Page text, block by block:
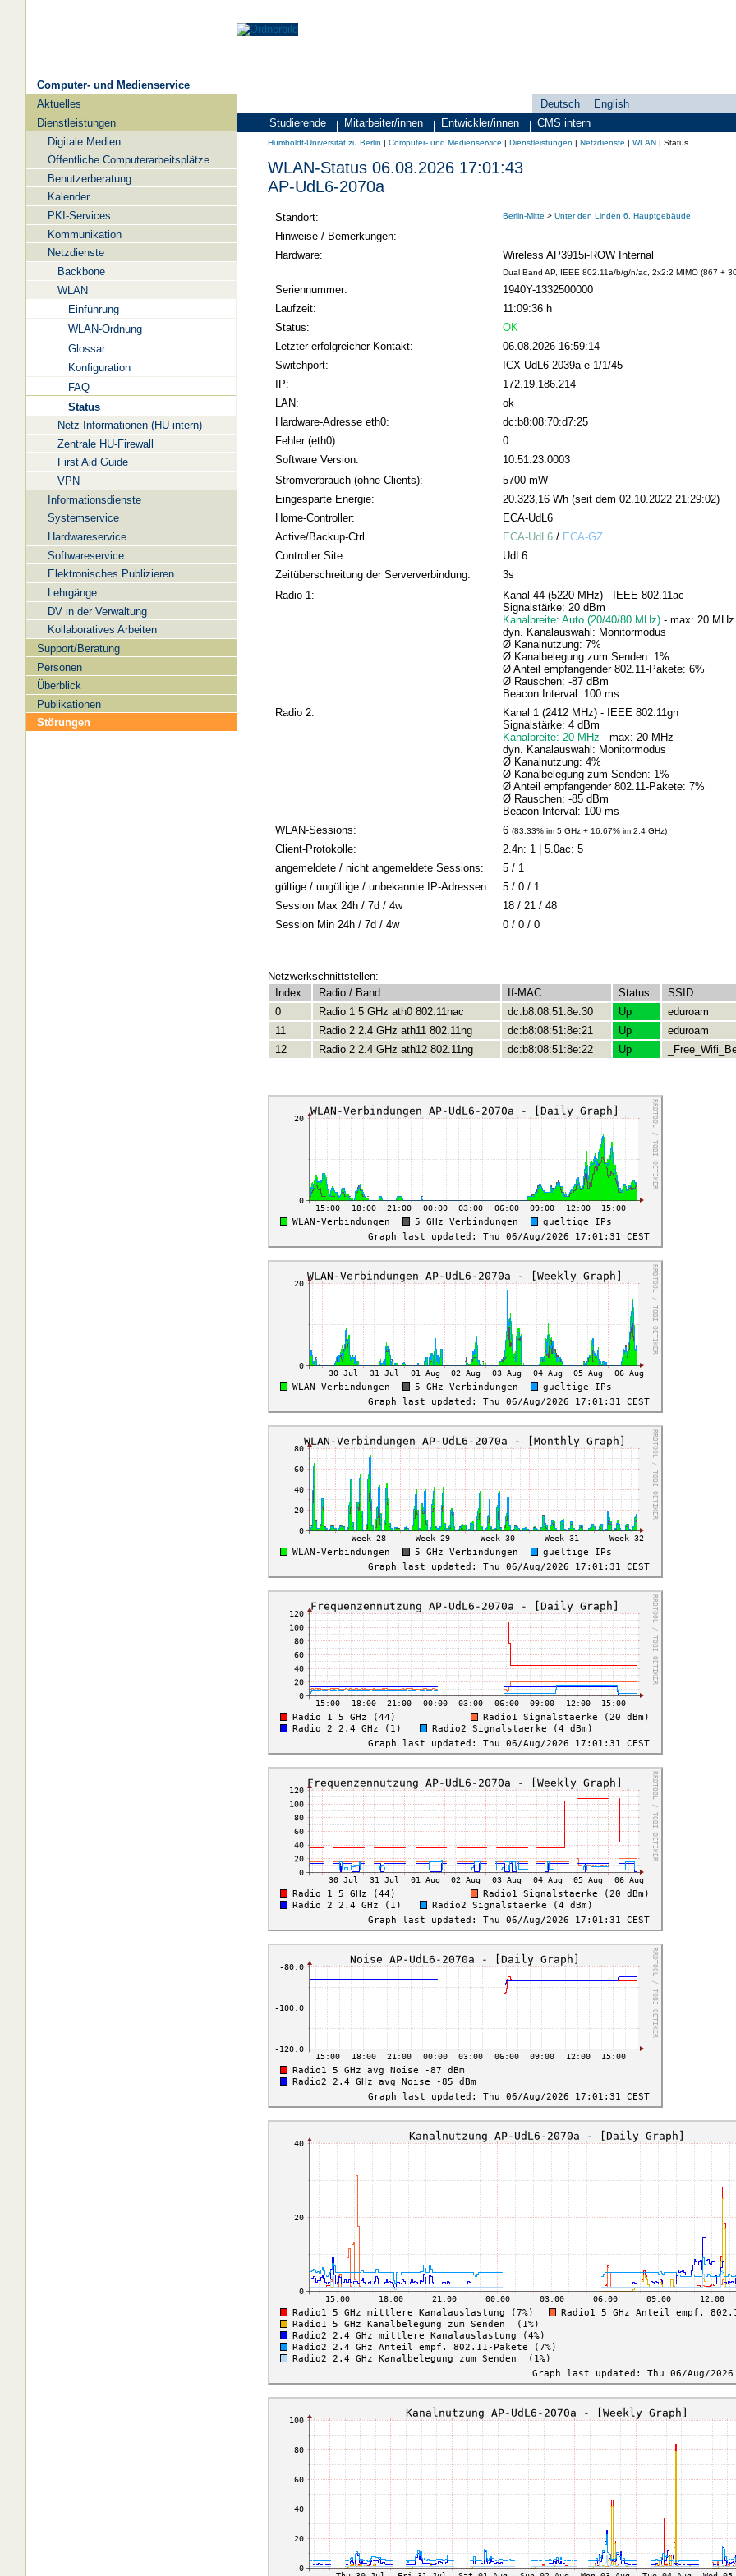
Computer- und Medienservice
Navigation
Aktuelles
Dienstleistungen
Digitale Medien
Öffentliche Computerarbeitsplätze
Benutzerberatung
Kalender
PKI-Services
Kommunikation
Netzdienste
Backbone
WLAN
Einführung
WLAN-Ordnung
Glossar
Konfiguration
FAQ
Status
Netz-Informationen (HU-intern)
Zentrale HU-Firewall
First Aid Guide
VPN
Informationsdienste
Systemservice
Hardwareservice
Softwareservice
Elektronisches Publizieren
Lehrgänge
DV in der Verwaltung
Kollaboratives Arbeiten
Support/Beratung
Personen
Überblick
Publikationen
Störungen
Zielgruppen
Studierende Mitarbeiter/innen Entwickler/innen CMS intern
Sprachauswahl
Deutsch
English
search-menu
Humboldt-
Universität
Computer-
und
Humboldt-Universität zu Berlin | Computer- und Medienservice | Dienstleistungen | Netzdienste | WLAN | Status
WLAN-Status 06.08.2026 17:01:43
AP-UdL6-2070a
Standort: Berlin-Mitte > Unter den Linden 6, Hauptgebäude
Hinweise / Bemerkungen:
Hardware:
Wireless AP3915i-ROW Internal
Dual Band AP, IEEE 802.11a/b/g/n/ac, 2x2:2 MIMO (867 +
Seriennummer:
1940Y-1332500000
Laufzeit:
11:09:36 h
Status:
OK
Letzter erfolgreicher Kontakt:
06.08.2026 16:59:14
Switchport:
ICX-UdL6-2039a e 1/1/45
IP:
172.19.186.214
LAN:
ok
Hardware-Adresse eth0:
dc:b8:08:70:d7:25
Fehler (eth0):
0
Software Version:
10.51.23.0003
Stromverbrauch (ohne Clients):
5700 mW
Eingesparte Energie:
20.323,16 Wh (seit dem 02.10.2022 21:29:02)
Home-Controller:
ECA-UdL6
Active/Backup-Ctrl
ECA-UdL6/ ECA-GZ
Controller Site:
UdL6
Zeitüberschreitung der Serververbindung:
3s
Radio 1:
Kanal 44 (5220 MHz) - IEEE 802.11ac
Signalstärke: 20 dBm
Kanalbreite: Auto (20/40/80 MHz) - max: 20 MHz
dyn. Kanalauswahl: Monitormodus
Ø Kanalnutzung: 7%
Ø Kanalbelegung zum Senden: 1%
Ø Anteil empfangender 802.11-Pakete: 6%
Ø Rauschen: -87 dBm
Beacon Interval: 100 ms
Radio 2:
Kanal 1 (2412 MHz) - IEEE 802.11gn
Signalstärke: 4 dBm
Kanalbreite: 20 MHz - max: 20 MHz
dyn. Kanalauswahl: Monitormodus
Ø Kanalnutzung: 4%
Ø Kanalbelegung zum Senden: 1%
Ø Anteil empfangender 802.11-Pakete: 7%
Ø Rauschen: -85 dBm
Beacon Interval: 100 ms
WLAN-Sessions:
6 (83.33% im 5 GHz + 16.67% im 2.4 GHz)
Client-Protokolle:
2.4n: 1 | 5.0ac: 5
angemeldete / nicht angemeldete Sessions:
5 / 1
gültige / ungültige / unbekannte IP-Adressen:
5 / 0 / 1
Session Max 24h / 7d / 4w
18 / 21 / 48
Session Min 24h / 7d / 4w
0 / 0 / 0
Netzwerkschnittstellen:
Index
Radio / Band If-MAC Status SSID
0
Radio 1 5 GHz ath0 802.11nac dc:b8:08:51:8e:30 Up eduroam
11
Radio 2 2.4 GHz ath11 802.11ng dc:b8:08:51:8e:21 Up
eduroam
12
Radio 2 2.4 GHz ath12 802.11ng dc:b8:08:51:8e:22 Up